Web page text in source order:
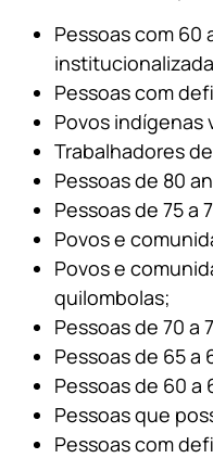
Pessoas com 60
Pessoas com
Povos indígenas
Trabalhadores
Pessoas de 80
Pessoas de 75 a
Povos e
Povos e
quilombolas;
Pessoas de 70 a
Pessoas de 65 a
Pessoas de 60 a
Pessoas que
Pessoas com